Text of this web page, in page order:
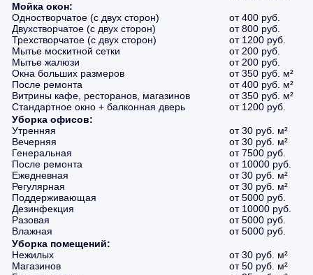
Мойка окон:
Одностворчатое (с двух сторон)
от 400 руб.
Двухстворчатое (с двух сторон)
от 800 руб.
Трехстворчатое (с двух сторон)
от 1200 руб.
Мытье москитной сетки
от 200 руб.
Мытье жалюзи
от 200 руб.
Окна больших размеров
от 350 руб. м²
После ремонта
от 400 руб. м²
Витрины кафе, ресторанов, магазинов
от 350 руб. м²
Стандартное окно + балконная дверь
от 1200 руб.
Уборка офисов:
Утренняя
от 30 руб. м²
Вечерняя
от 30 руб. м²
Генеральная
от 7500 руб.
После ремонта
от 10000 руб.
Ежедневная
от 30 руб. м²
Регулярная
от 30 руб. м²
Поддерживающая
от 5000 руб.
Дезинфекция
от 10000 руб.
Разовая
от 5000 руб.
Влажная
от 5000 руб.
Уборка помещений:
Нежилых
от 30 руб. м²
Магазинов
от 50 руб. м²